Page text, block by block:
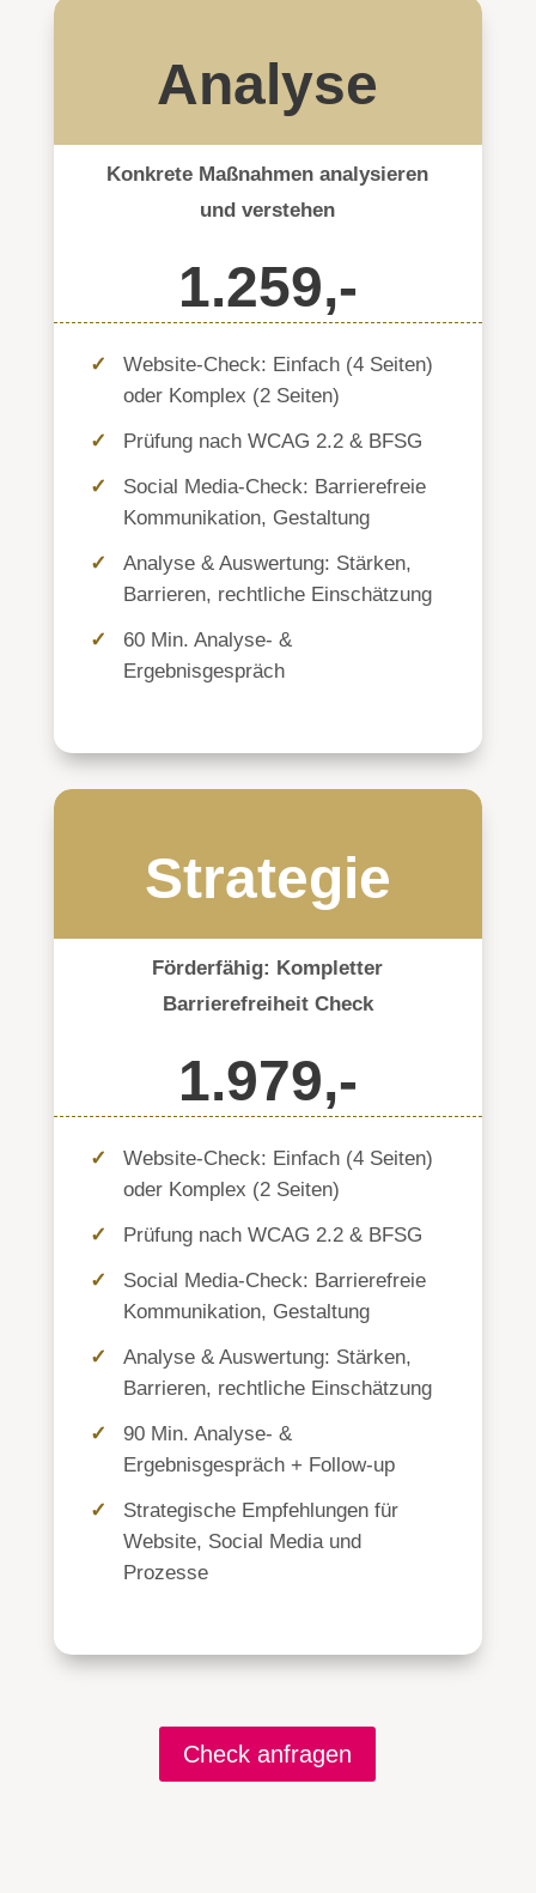
Analyse
Konkrete Maßnahmen analysieren
und verstehen
1.259,-
Website-Check: Einfach (4 Seiten)
oder Komplex (2 Seiten)
Prüfung nach WCAG 2.2 & BFSG
Social Media-Check: Barrierefreie
Kommunikation, Gestaltung
Analyse & Auswertung: Stärken,
Barrieren, rechtliche Einschätzung
60 Min. Analyse- &
Ergebnisgespräch
Strategie
Förderfähig: Kompletter
Barrierefreiheit Check
1.979,-
Website-Check: Einfach (4 Seiten)
oder Komplex (2 Seiten)
Prüfung nach WCAG 2.2 & BFSG
Social Media-Check: Barrierefreie
Kommunikation, Gestaltung
Analyse & Auswertung: Stärken,
Barrieren, rechtliche Einschätzung
90 Min. Analyse- &
Ergebnisgespräch + Follow-up
Strategische Empfehlungen für
Website, Social Media und
Prozesse
Check anfragen